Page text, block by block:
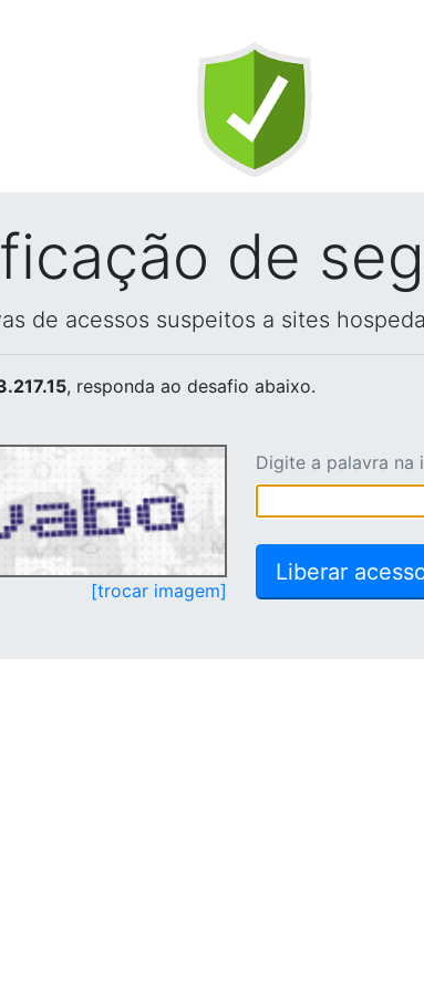
de
de acessos suspeitos a sites
, responda ao desafio abaixo.
[trocar imagem]
Digite a palavra na